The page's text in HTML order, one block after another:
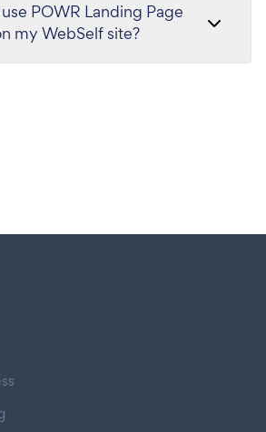
POWR Landing Page
my WebSelf site?